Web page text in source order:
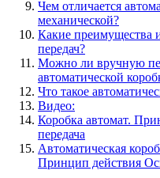
Чем отличается
механической?
Какие преимущества
передач?
Можно ли вручную
автоматической
Что такое
Видео:
Коробка автомат.
передача
Автоматическая
Принцип действия